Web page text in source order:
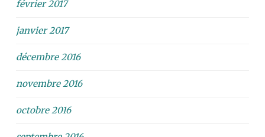
février 2017
janvier 2017
décembre 2016
novembre 2016
octobre 2016